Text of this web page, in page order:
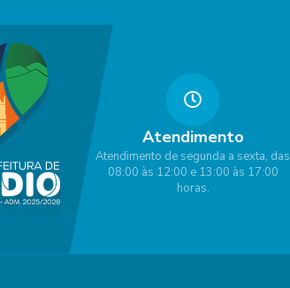
Atendimento
Atendimento de segunda a sexta, das
08:00 às 12:00 e 13:00 às 17:00
horas.